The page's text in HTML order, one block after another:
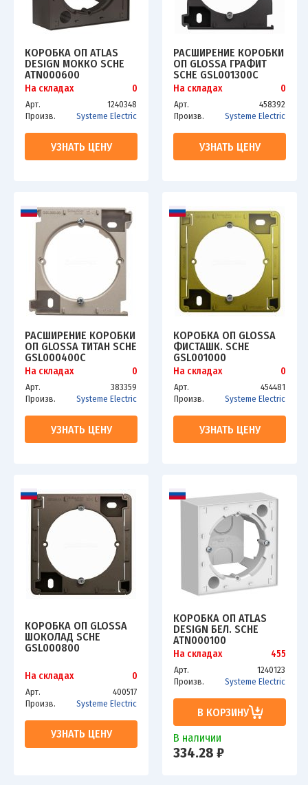
КОРОБКА ОП ATLAS
DESIGN МОККО SCHE
ATN000600
На складах 0
Арт.
1240348
Произв.
Systeme Electric
УЗНАТЬ ЦЕНУ
РАСШИРЕНИЕ КОРОБКИ
ОП GLOSSA ГРАФИТ
SCHE GSL001300C
На складах 0
Арт.
458392
Произв.
Systeme Electric
УЗНАТЬ ЦЕНУ
РАСШИРЕНИЕ КОРОБКИ
ОП GLOSSA ТИТАН SCHE
GSL000400C
На складах 0
Арт.
383359
Произв.
Systeme Electric
УЗНАТЬ ЦЕНУ
КОРОБКА ОП GLOSSA
ФИСТАШК. SCHE
GSL001000
На складах 0
Арт.
454481
Произв.
Systeme Electric
УЗНАТЬ ЦЕНУ
КОРОБКА ОП GLOSSA
ШОКОЛАД SCHE
GSL000800
На складах 0
Арт.
400517
Произв.
Systeme Electric
УЗНАТЬ ЦЕНУ
КОРОБКА ОП ATLAS
DESIGN БЕЛ. SCHE
ATN000100
На складах 455
Арт.
1240123
Произв.
Systeme Electric
В КОРЗИНУ
В наличии
334.28 ₽